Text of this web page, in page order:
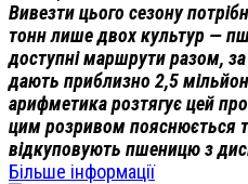
Вивезти цього сезону
тонн лише двох культур —
доступні маршрути разом,
дають приблизно 2,5
арифметика розтягує цей
цим розривом пояснюється
відкуповують пшеницю з
Більше інформації